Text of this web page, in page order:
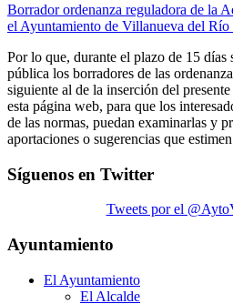
Borrador ordenanza reguladora de la
el Ayuntamiento de Villanueva del Río
Por lo que, durante el plazo de 15 días
pública los borradores de las
siguiente al de la inserción del
esta página web, para que los
de las normas, puedan examinarlas y
aportaciones o sugerencias que
Síguenos en Twitter
Tweets por el
Ayuntamiento
El Ayuntamiento
El Alcalde